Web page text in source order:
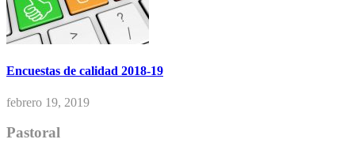
Encuestas de calidad 2018-19
febrero 19, 2019
Pastoral